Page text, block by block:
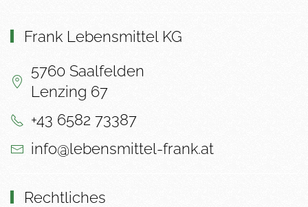
Frank Lebensmittel KG
5760 Saalfelden
Lenzing 67
+43 6582 73387
info@lebensmittel-frank.at
Rechtliches